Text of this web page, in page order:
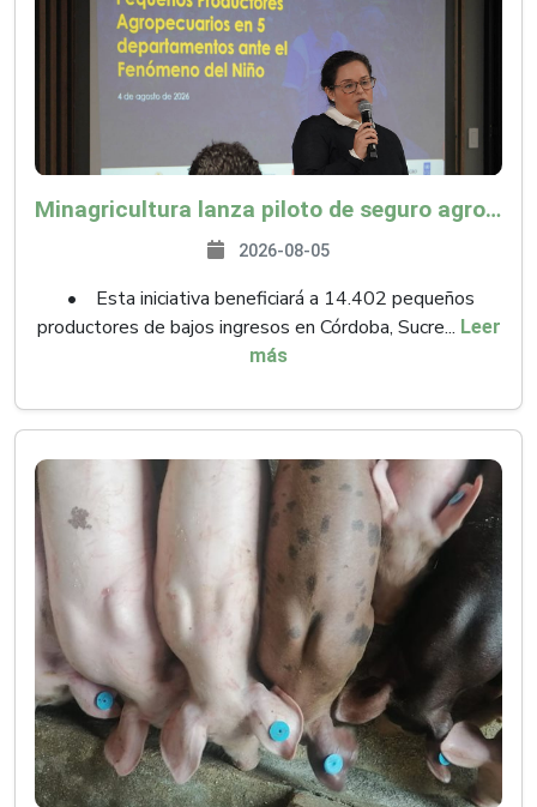
Minagricultura lanza piloto de seguro agropecuario por $9.625 millones para proteger a más de 14.000 pequeños productores contra riesgos del Fenómeno de El Niño
2026-08-05
• Esta iniciativa beneficiará a 14.402 pequeños
productores de bajos ingresos en Córdoba, Sucre... Leer
más